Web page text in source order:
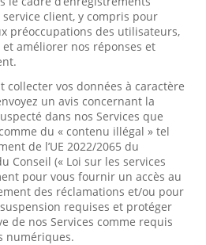
client, y compris pour
préoccupations des utilisateurs,
améliorer nos réponses et
collecter vos données à caractère
un avis concernant la
dans nos Services que
du « contenu illégal » tel
de l’UE 2022/2065 du
Conseil (« Loi sur les services
pour vous fournir un accès au
des réclamations et/ou pour
requises et protéger
de nos Services comme requis
numériques.